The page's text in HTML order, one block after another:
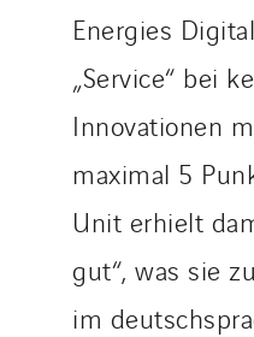
Energies
„Service“ bei
Innovationen
maximal 5
Unit erhielt
gut“, was sie
im